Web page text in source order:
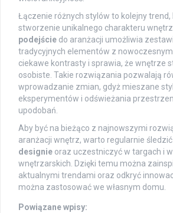
Łączenie różnych stylów to kolejny
stworzenie unikalnego charakteru wnętrz.
podejście do aranżacji umożliwia
tradycyjnych elementów z
ciekawe kontrasty i sprawia, że wnętrze
osobiste. Takie rozwiązania pozwalają
wprowadzanie zmian, gdyż mieszane
eksperymentów i odświeżania
upodobań.
Aby być na bieżąco z najnowszymi
aranżacji wnętrz, warto regularnie śledzić
designie oraz uczestniczyć w targach i
wnętrzarskich. Dzięki temu można
aktualnymi trendami oraz odkryć
można zastosować we własnym domu.
Powiązane wpisy: